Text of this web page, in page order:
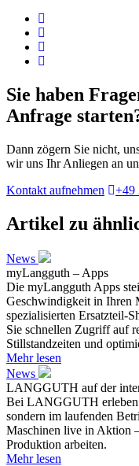
Sie haben
Anfrage
Dann zögern Sie nicht,
wir uns Ihr Anliegen an
Kontakt aufnehmen
+49
Artikel zu
News
myLangguth – Apps
Die myLangguth Apps
Geschwindigkeit in Ihren
spezialisierten Ersatzteil-
Sie schnellen Zugriff auf
Stillstandzeiten und
Mehr lesen
News
LANGGUTH auf der
Bei LANGGUTH erleben
sondern im laufenden
Maschinen live in Aktion
Produktion arbeiten.
Mehr lesen